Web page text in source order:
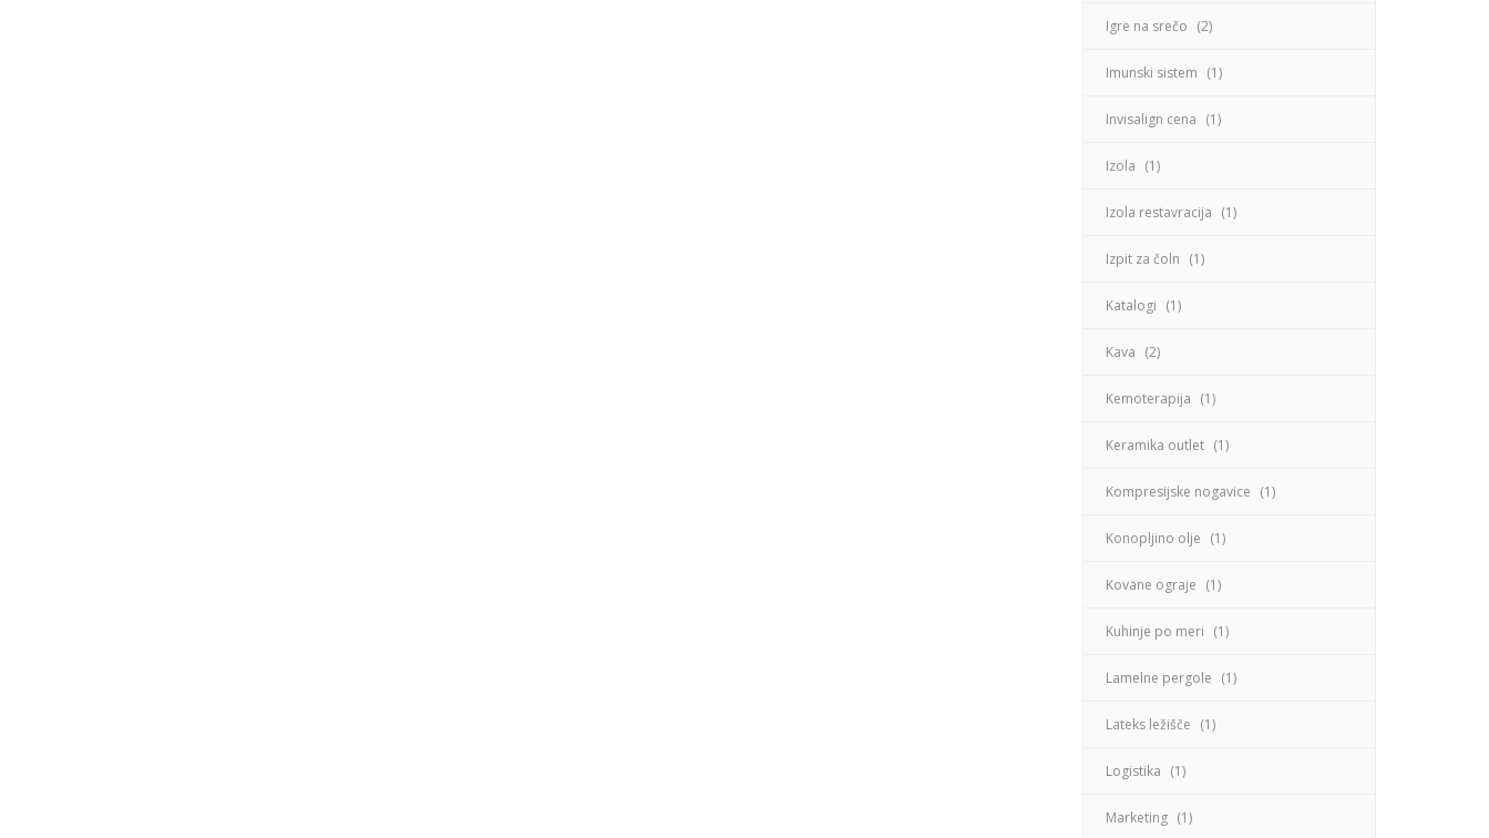
Igre na srečo (2)
Imunski sistem (1)
Invisalign cena (1)
Izola (1)
Izola restavracija (1)
Izpit za čoln (1)
Katalogi (1)
Kava (2)
Kemoterapija (1)
Keramika outlet (1)
Kompresijske nogavice (1)
Konopljino olje (1)
Kovane ograje (1)
Kuhinje po meri (1)
Lamelne pergole (1)
Lateks ležišče (1)
Logistika (1)
Marketing (1)